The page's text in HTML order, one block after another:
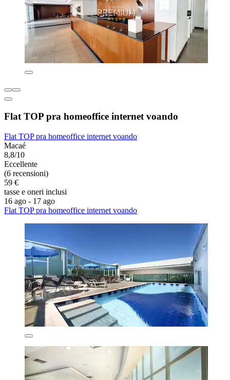
Flat TOP pra homeoffice internet voando
Flat TOP pra homeoffice internet voando
Macaé
8,8/10
Eccellente
(6 recensioni)
59 €
tasse e oneri inclusi
16 ago - 17 ago
Flat TOP pra homeoffice internet voando